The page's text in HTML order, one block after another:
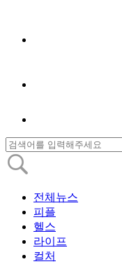
전체뉴스
피플
헬스
라이프
컬처